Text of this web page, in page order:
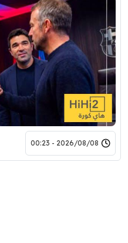
2026/08/08 - 00:23